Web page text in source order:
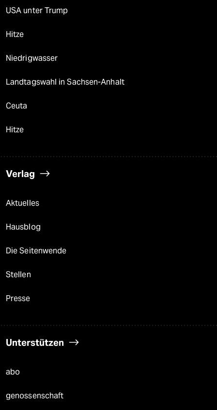
USA unter Trump
Hitze
Niedrigwasser
Landtagswahl in Sachsen-Anhalt
Ceuta
Hitze
Verlag
Aktuelles
Hausblog
Die Seitenwende
Stellen
Presse
Unterstützen
abo
genossenschaft